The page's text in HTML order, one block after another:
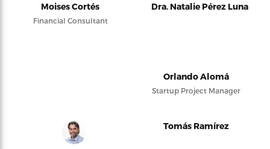
Moises Cortés
Financial Consultant
Dra. Natalie Pérez Luna
Orlando Alomá
Startup Project Manager
Tomás Ramírez